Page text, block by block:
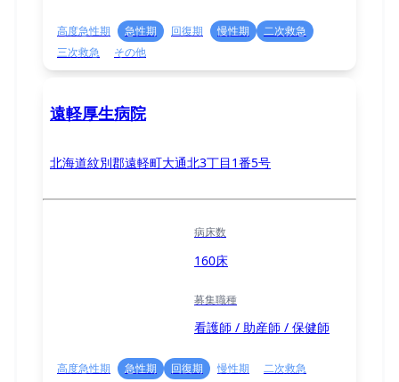
高度急性期 急性期 回復期 慢性期
二次救急
三次救急
その他
遠軽厚生病院
北海道紋別郡遠軽町大通北3丁目1番5号
病床数
160床
募集職種
看護師 / 助産師 / 保健師
高度急性期 急性期 回復期 慢性期 二次救急